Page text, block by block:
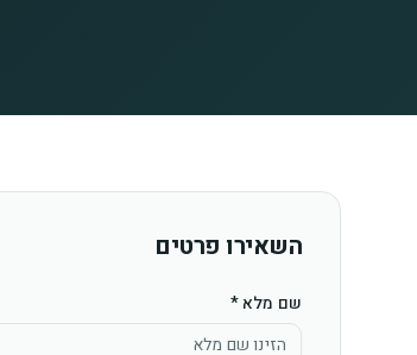
השאירו פרטים
שם מלא *